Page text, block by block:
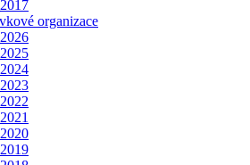
2017
organizace
2026
2025
2024
2023
2022
2021
2020
2019